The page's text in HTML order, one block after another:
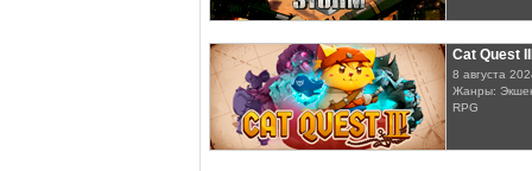
Cat Quest
8 августа
Жанры:
RPG